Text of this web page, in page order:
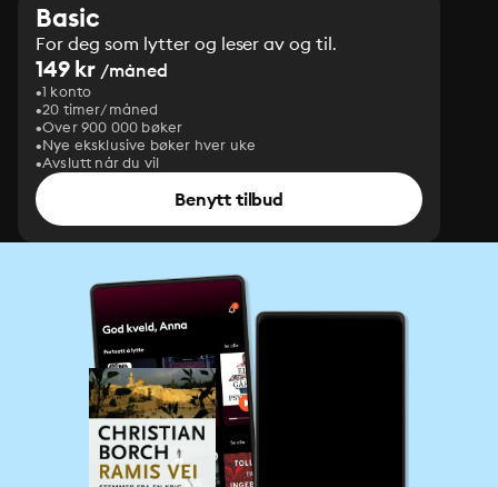
Basic
For deg som lytter og leser av og til.
149 kr /måned
1 konto
20 timer/måned
Over 900 000 bøker
Nye eksklusive bøker hver uke
Avslutt når du vil
Benytt tilbud